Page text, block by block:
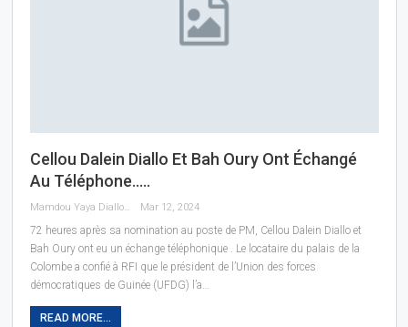
Cellou Dalein Diallo Et Bah Oury Ont Échangé
Au Téléphone…..
Mamdou Yaya Diallo Mar 12, 2024
72 heures après sa nomination au poste de PM, Cellou Dalein Diallo et
Bah Oury ont eu un échange téléphonique . Le locataire du palais de la
Colombe a confié à RFI que le président de l’Union des forces
démocratiques de Guinée (UFDG) l’a…
READ MORE...